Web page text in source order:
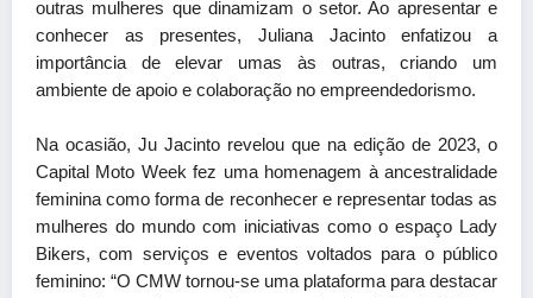
outras mulheres que dinamizam o setor. Ao apresentar e
conhecer as presentes, Juliana Jacinto enfatizou a
importância de elevar umas às outras, criando um
ambiente de apoio e colaboração no empreendedorismo.
Na ocasião, Ju Jacinto revelou que na edição de 2023, o
Capital Moto Week fez uma homenagem à ancestralidade
feminina como forma de reconhecer e representar todas as
mulheres do mundo com iniciativas como o espaço Lady
Bikers, com serviços e eventos voltados para o público
feminino: “O CMW tornou-se uma plataforma para destacar